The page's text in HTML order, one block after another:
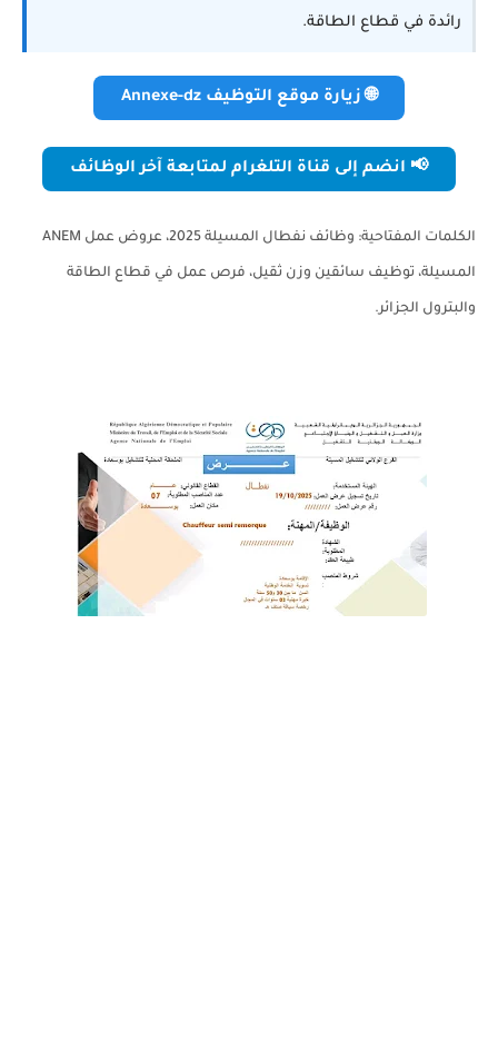
رائدة في قطاع الطاقة.
🌐 زيارة موقع التوظيف Annexe-dz
📢 انضم إلى قناة التلغرام لمتابعة آخر الوظائف
الكلمات المفتاحية: وظائف نفطال المسيلة 2025، عروض عمل ANEM
المسيلة، توظيف سائقين وزن ثقيل، فرص عمل في قطاع الطاقة
والبترول الجزائر.